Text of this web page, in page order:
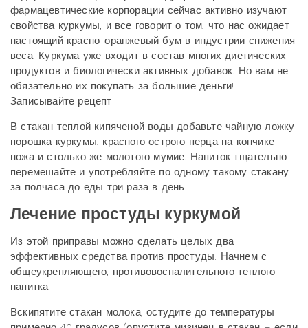
фармацевтические корпорации сейчас активно изучают
свойства куркумы, и все говорит о том, что нас ожидает
настоящий красно-оранжевый бум в индустрии снижения
веса. Куркума уже входит в состав многих диетических
продуктов и биологически активных добавок. Но вам не
обязательно их покупать за большие деньги!
Записывайте рецепт:
В стакан теплой кипяченой воды добавьте чайную ложку
порошка куркумы, красного острого перца на кончике
ножа и столько же молотого мумие. Напиток тщательно
перемешайте и употребляйте по одному такому стакану
за полчаса до еды три раза в день.
Лечение простуды куркумой
Из этой приправы можно сделать целых два
эффективных средства против простуды. Начнем с
общеукрепляющего, противовоспалительного теплого
напитка:
Вскипятите стакан молока, остудите до температуры